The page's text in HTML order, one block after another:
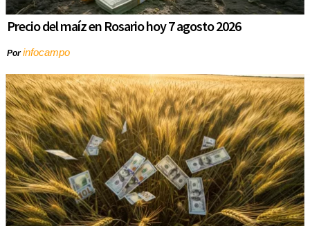
Precio del maíz en Rosario hoy 7 agosto 2026
Porinfocampo